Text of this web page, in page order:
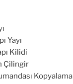
Yayı
Kilidi
Çilingir
Kopyalama